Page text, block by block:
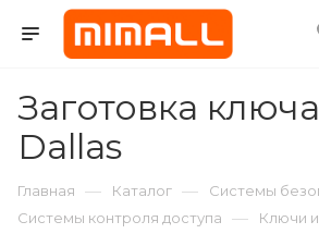
Заготовка ключа
Dallas
Главная — Каталог — Системы
Системы контроля доступа — Ключи